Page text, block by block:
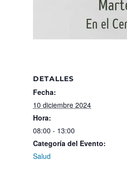
DETALLES
Fecha:
10 diciembre 2024
Hora:
08:00 - 13:00
Categoría del Evento:
Salud